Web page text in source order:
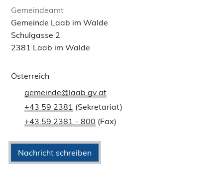
Gemeindeamt
Gemeinde Laab im Walde
Schulgasse 2
2381 Laab im Walde
Österreich
gemeinde@laab.gv.at
+43 59 2381 (Sekretariat)
+43 59 2381 - 800 (Fax)
Nachricht schreiben